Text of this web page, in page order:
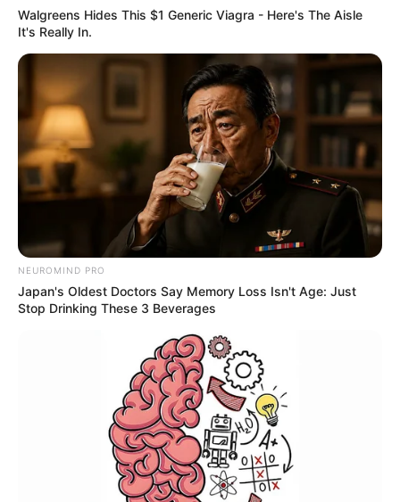
Walgreens Hides This $1 Generic Viagra - Here's The Aisle
It's Really In.
NEUROMIND PRO
Japan's Oldest Doctors Say Memory Loss Isn't Age: Just
Stop Drinking These 3 Beverages